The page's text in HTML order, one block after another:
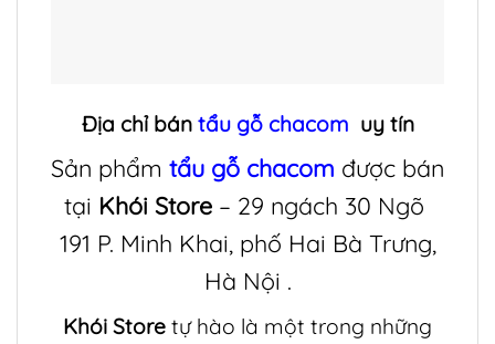
Địa chỉ bán tẩu gỗ chacom uy tín
Sản phẩm tẩu gỗ chacom được bán
tại Khói Store – 29 ngách 30 Ngõ
191 P. Minh Khai, phố Hai Bà Trưng,
Hà Nội .
Khói Store tự hào là một trong những